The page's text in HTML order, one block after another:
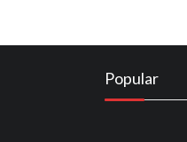
Popular